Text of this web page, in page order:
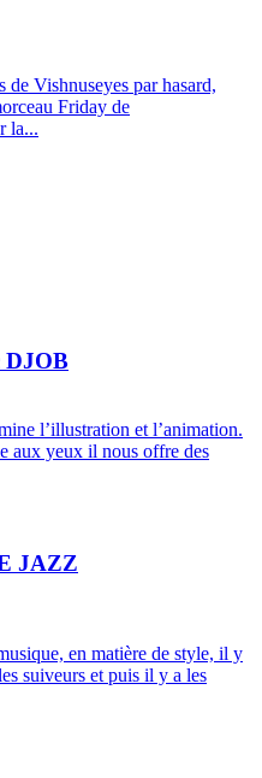
de Vishnuseyes par hasard,
Friday de
la...
DJOB
l’illustration et l’animation.
aux yeux il nous offre des
JAZZ
en matière de style, il y
suiveurs et puis il y a les